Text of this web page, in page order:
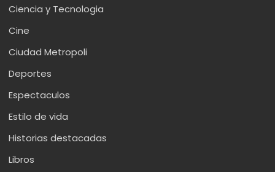
Ciencia y Tecnologia
Cine
Ciudad Metropoli
Deportes
Espectaculos
Estilo de vida
Historias destacadas
Libros